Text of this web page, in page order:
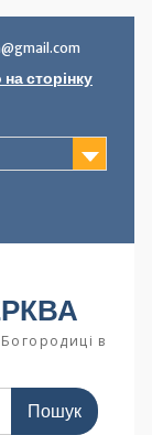
сторінку
в